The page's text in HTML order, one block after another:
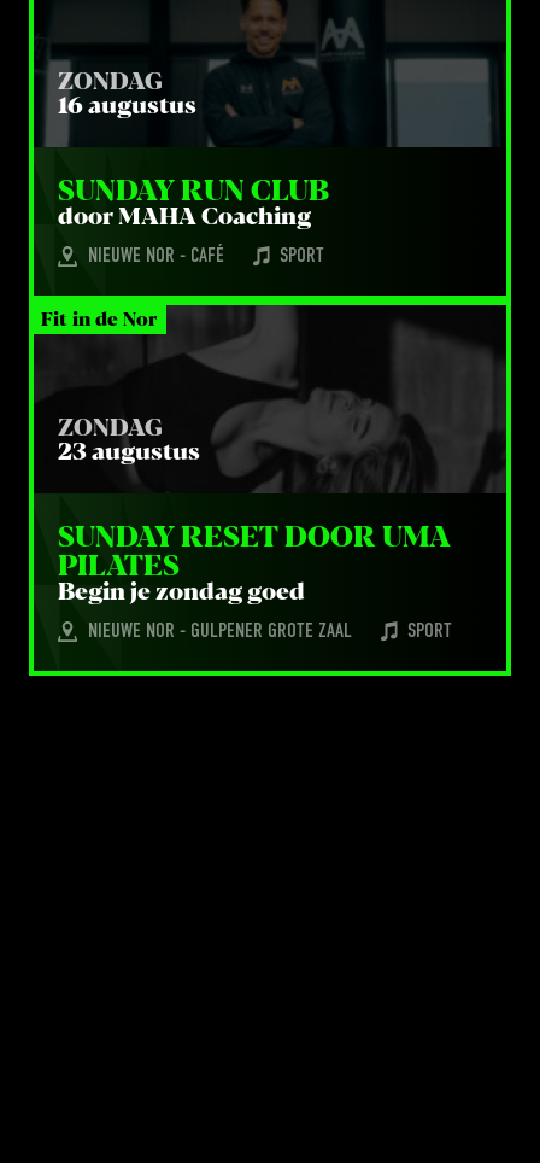
ZONDAG
16 augustus
SUN­DAY RUN CLUB
doorMAHA Coaching
NIEUWE NOR - CAFÉ SPORT
Fit in de Nor
ZONDAG
23 augustus
SUN­DAY RESET DOOR UMA
PILATES
Begin je zon­dag goed
NIEUWE NOR - GULPENER GROTE ZAAL SPORT